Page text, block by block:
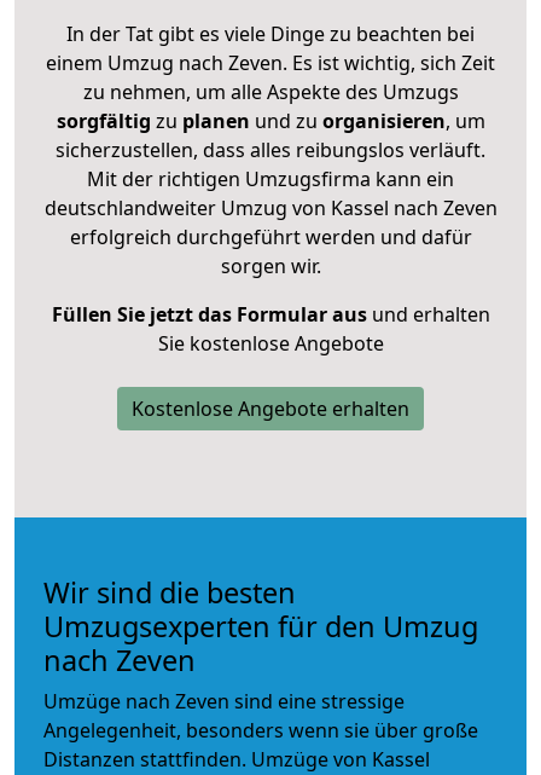
In der Tat gibt es viele Dinge zu beachten bei
einem Umzug nach Zeven. Es ist wichtig, sich Zeit
zu nehmen, um alle Aspekte des Umzugs
sorgfältig zu planen und zu organisieren, um
sicherzustellen, dass alles reibungslos verläuft.
Mit der richtigen Umzugsfirma kann ein
deutschlandweiter Umzug von Kassel nach Zeven
erfolgreich durchgeführt werden und dafür
sorgen wir.
Füllen Sie jetzt das Formular ausund erhalten
Sie kostenlose Angebote
Kostenlose Angebote erhalten
Wir sind die besten
Umzugsexperten für den Umzug
nach Zeven
Umzüge nach Zeven sind eine stressige
Angelegenheit, besonders wenn sie über große
Distanzen stattfinden. Umzüge von Kassel